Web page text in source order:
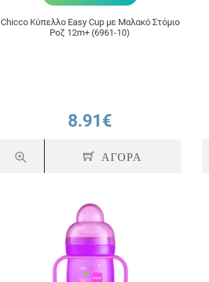
Chicco Κύπελλο Easy Cup με Μαλακό Στόμιο
Ροζ 12m+ (6961-10)
8.91€
ΑΓΟΡΑ